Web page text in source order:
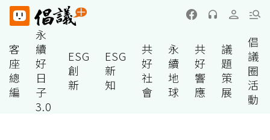
客
座
總
編
永
續
好
日
子
3.0
ESG
創
新
ESG
新
知
共
好
社
會
永
續
地
球
共
好
響
應
議
題
策
展
倡
議
圈
活
動